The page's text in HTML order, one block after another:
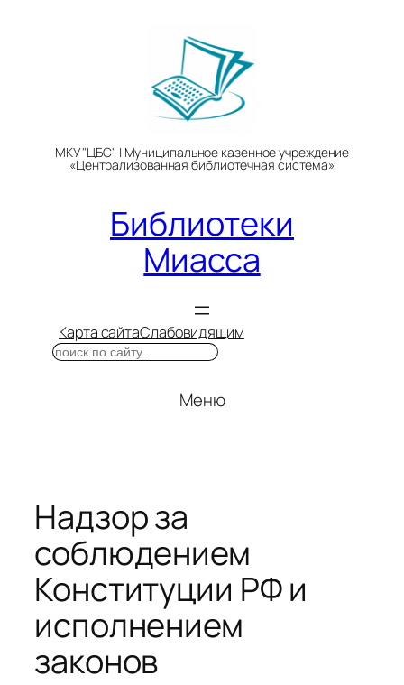
МКУ "ЦБС" | Муниципальное казенное учреждение
«Централизованная библиотечная система»
Библиотеки
Миасса
Карта сайтаСлабовидящим
Поиск
Меню
Надзор за
соблюдением
Конституции РФ и
исполнением
законов